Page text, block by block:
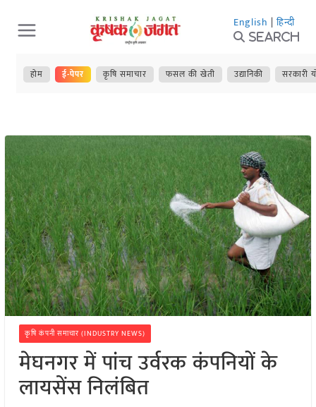
Skip
to
content
English | हिन्दी
Search
होम ई-पेपर कृषि समाचार फसल की खेती उद्यानिकी सरकारी
कृषि कंपनी समाचार (INDUSTRY NEWS)
मेघनगर में पांच उर्वरक कंपनियों के
लायसेंस निलंबित